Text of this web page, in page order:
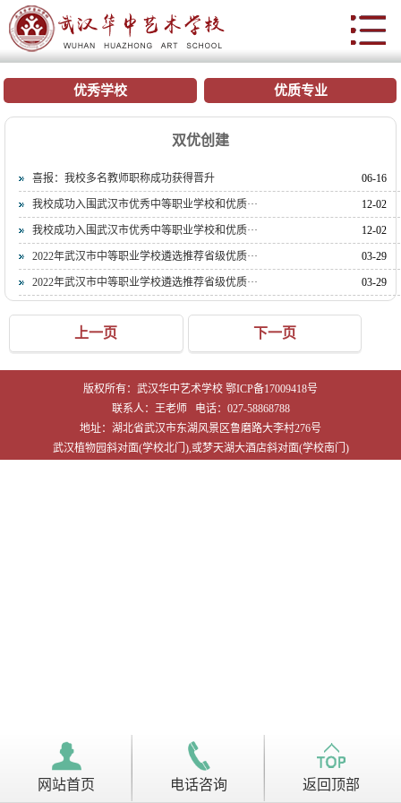
网站首页
双优创建
学工在线
职业培训
信息公开
优秀学校 优质专业
双优创建
喜报：我校多名教师职称成功获得晋升 06-16
我校成功入围武汉市优秀中等职业学校和优质··· 12-02
我校成功入围武汉市优秀中等职业学校和优质··· 12-02
2022年武汉市中等职业学校遴选推荐省级优质··· 03-29
2022年武汉市中等职业学校遴选推荐省级优质··· 03-29
上一页 下一页
版权所有：武汉华中艺术学校 鄂ICP备17009418号
联系人：王老师 电话：027-58868788
地址：湖北省武汉市东湖风景区鲁磨路大李村276号
武汉植物园斜对面(学校北门),或梦天湖大酒店斜对面(学校南门)
网站首页 电话咨询 返回顶部